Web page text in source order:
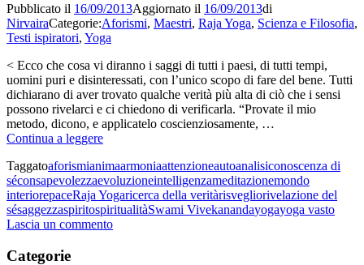
Pubblicato il 16/09/2013Aggiornato il 16/09/2013di
NirvairaCategorie:Aforismi, Maestri, Raja Yoga, Scienza e Filosofia,
Testi ispiratori, Yoga
< Ecco che cosa vi diranno i saggi di tutti i paesi, di tutti tempi,
uomini puri e disinteressati, con l’unico scopo di fare del bene. Tutti
dichiarano di aver trovato qualche verità più alta di ciò che i sensi
possono rivelarci e ci chiedono di verificarla. “Provate il mio
metodo, dicono, e applicatelo coscienziosamente, …
Continua a leggereL’unica
di
sapere
che
possediamo.
Taggatoaforismianimaarmoniaattenzioneautoanalisiconoscenza di
séconsapevolezzaevoluzioneintelligenzameditazionemondo
interiorepaceRaja Yogaricerca della veritàrisvegliorivelazione del
sésaggezzaspiritospiritualitàSwami Vivekanandayogayoga vasto
Lascia un commentosu
Categorie